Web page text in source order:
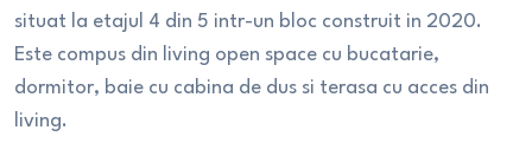
situat la etajul 4 din 5 intr-un bloc construit in 2020.
Este compus din living open space cu bucatarie,
dormitor, baie cu cabina de dus si terasa cu acces din
living.